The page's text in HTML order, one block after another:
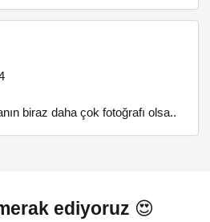
biraz daha çok fotoğrafı olsa..
ediyoruz 😍